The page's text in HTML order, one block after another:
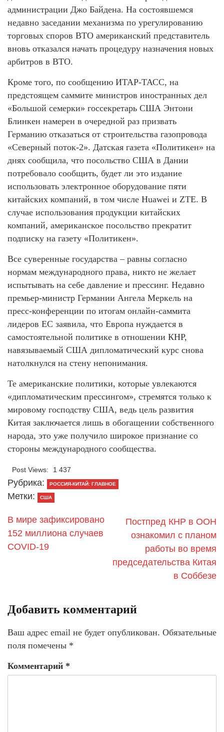
администрации Джо Байдена. На состоявшемся
недавно заседании механизма по урегулированию
торговых споров ВТО американский представитель
вновь отказался начать процедуру назначения новых
арбитров в ВТО.
Кроме того, по сообщению ИТАР-ТАСС, на
предстоящем саммите министров иностранных дел
«Большой семерки» госсекретарь США Энтони
Блинкен намерен в очередной раз призвать
Германию отказаться от строительства газопровода
«Северный поток-2». Датская газета «Политикен» на
днях сообщила, что посольство США в Дании
потребовало сообщить, будет ли это издание
использовать электронное оборудование пяти
китайских компаний, в том числе Huawei и ZTE. В
случае использования продукции китайских
компаний, американское посольство прекратит
подписку на газету «Политикен».
Все суверенные государства – равны согласно
нормам международного права, никто не желает
испытывать на себе давление и прессинг. Недавно
премьер-министр Германии Ангела Меркель на
пресс-конференции по итогам онлайн-саммита
лидеров ЕС заявила, что Европа нуждается в
самостоятельной политике в отношении КНР,
навязываемый США дипломатический курс снова
натолкнулся на стену непонимания.
Те американские политики, которые увлекаются
«дипломатическим прессингом», стремятся только к
мировому господству США, ведь цель развития
Китая заключается лишь в обогащении собственного
народа, это уже получило широкое признание со
стороны международного сообщества.
Post Views: 1 437
Рубрика: РОССИЯ-КИТАЙ: ГЛАВНОЕ
Метки: США
В мире зафиксировано
152 миллиона случаев
COVID-19
Постпред КНР в ООН
ознакомил с планом
работы во время
председательства Китая
в Соббезе
Добавить комментарий
Ваш адрес email не будет опубликован. Обязательные
поля помечены *
Комментарий *